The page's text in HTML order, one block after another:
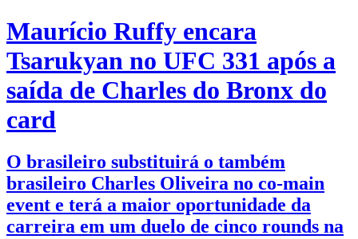
Maurício Ruffy encara
Tsarukyan no UFC 331 após a
saída de Charles do Bronx do
card
O brasileiro substituirá o também
brasileiro Charles Oliveira no co-main
event e terá a maior oportunidade da
carreira em um duelo de cinco rounds na